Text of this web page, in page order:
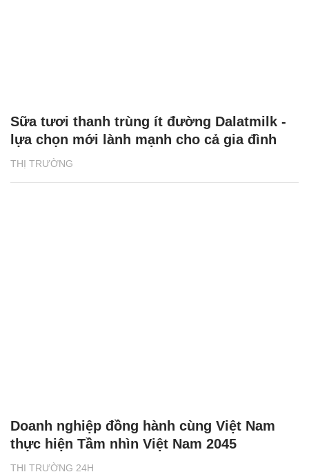
THỊ TRƯỜNG
Sữa tươi thanh trùng ít đường Dalatmilk -
lựa chọn mới lành mạnh cho cả gia đình
THỊ TRƯỜNG 24H
Doanh nghiệp đồng hành cùng Việt Nam
thực hiện Tầm nhìn Việt Nam 2045